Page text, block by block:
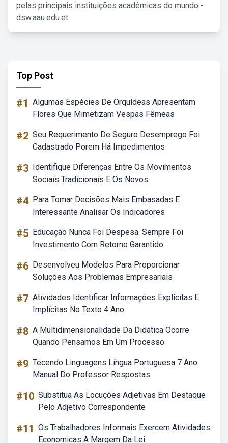
pelas principais instituições acadêmicas do mundo -
dsw.aau.edu.et.
Top Post
#1 Algumas Espécies De Orquídeas Apresentam
Flores Que Mimetizam Vespas Fêmeas
#2 Seu Requerimento De Seguro Desemprego Foi
Cadastrado Porem Há Impedimentos
#3 Identifique Diferenças Entre Os Movimentos
Sociais Tradicionais E Os Novos
#4 Para Tomar Decisões Mais Embasadas E
Interessante Analisar Os Indicadores
#5 Educação Nunca Foi Despesa. Sempre Foi
Investimento Com Retorno Garantido
#6 Desenvolveu Modelos Para Proporcionar
Soluções Aos Problemas Empresariais
#7 Atividades Identificar Informações Explícitas E
Implícitas No Texto 4 Ano
#8 A Multidimensionalidade Da Didática Ocorre
Quando Pensamos Em Um Processo
#9 Tecendo Linguagens Língua Portuguesa 7 Ano
Manual Do Professor Respostas
#10 Substitua As Locuções Adjetivas Em Destaque
Pelo Adjetivo Correspondente
#11 Os Trabalhadores Informais Exercem Atividades
Economicas A Margem Da Lei